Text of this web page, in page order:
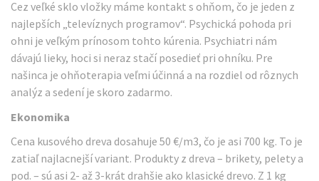
Cez veľké sklo vložky máme kontakt s ohňom, čo je jeden z
najlepších „televíznych programov“. Psychická pohoda pri
ohni je veľkým prínosom tohto kúrenia. Psychiatri nám
dávajú lieky, hoci si neraz stačí posedieť pri ohníku. Pre
našinca je ohňoterapia veľmi účinná a na rozdiel od rôznych
analýz a sedení je skoro zadarmo.
Ekonomika
Cena kusového dreva dosahuje 50 €/m3, čo je asi 700 kg. To je
zatiaľ najlacnejší variant. Produkty z dreva – brikety, pelety a
pod. – sú asi 2- až 3-krát drahšie ako klasické drevo. Z 1 kg